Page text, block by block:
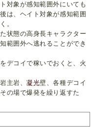
対象が感知範囲外にいても
は、ヘイト対象が感知範囲
。
状態の高身長キャラクター
範囲外へ逃れることができ
デコイで稼いでおくと、火
主岩、凝光壁、各種デコイ
の場で爆発を繰り返すた